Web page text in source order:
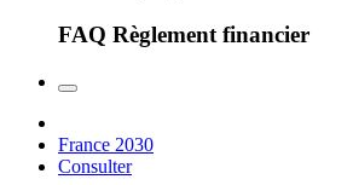
FAQ Règlement financier
France 2030
Consulter